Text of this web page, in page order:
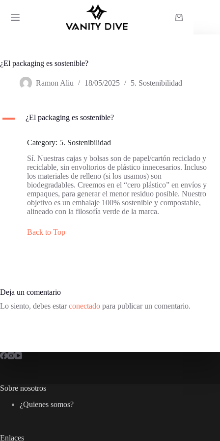
contenido
Carro
¿El packaging es sostenible?
Ramon Aliu 18/05/2025 5. Sostenibilidad
A ¿El packaging es sostenible?
Category: 5. Sostenibilidad
Sí. Nuestras cajas y bolsas son de papel/cartón reciclado y
reciclable, sin envoltorios de plástico innecesarios. Incluso
los materiales de relleno (si los usamos) son
biodegradables. Creemos en el “cero plástico” en envíos y
empaques, para generar el menor residuo posible. Nuestro
objetivo es un embalaje 100% sostenible y compostable,
alineado con la filosofía verde de la marca.
Back to Top
Deja un comentario
Lo siento, debes estarconectado para publicar un comentario.
Sobre nosotros
¿Quienes somos?
Enlaces